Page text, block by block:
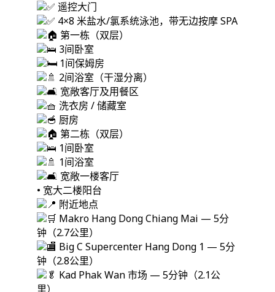
遥控大门
4×8 米盐水/氯系统泳池，带无边按摩 SPA
第一栋（双层）
3间卧室
1间保姆房
2间浴室（干湿分离）
宽敞客厅及用餐区
洗衣房 / 储藏室
厨房
第二栋（双层）
1间卧室
1间浴室
宽敞一楼客厅
• 宽大二楼阳台
附近地点
Makro Hang Dong Chiang Mai — 5分
钟（2.7公里）
Big C Supercenter Hang Dong 1 — 5分
钟（2.8公里）
Kad Phak Wan 市场 — 5分钟（2.1公